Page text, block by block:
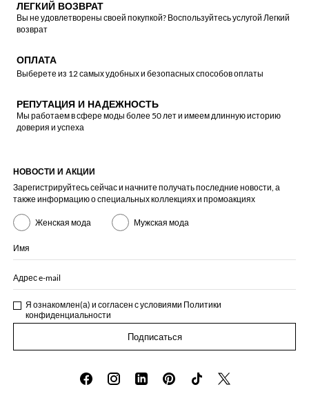
ЛЕГКИЙ ВОЗВРАТ
Вы не удовлетворены своей покупкой? Воспользуйтесь услугой Легкий
возврат
ОПЛАТА
Выберете из 12 самых удобных и безопасных способов оплаты
РЕПУТАЦИЯ И НАДЕЖНОСТЬ
Мы работаем в сфере моды более 50 лет и имеем длинную историю
доверия и успеха
НОВОСТИ И АКЦИИ
Зарегистрируйтесь сейчас и начните получать последние новости, а
также информацию о специальных коллекциях и промоакциях
Женская мода Мужская мода
Имя
Адрес e-mail
Я ознакомлен(а) и согласен с условиями Политики
конфиденциальности
Подписаться